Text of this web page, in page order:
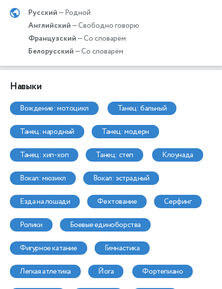
Русский— Родной
Английский— Свободно говорю
Французский— Со словарём
Белорусский— Со словарём
Навыки
вождение: мотоцикл танец: бальный
танец: народный танец: модерн
танец: хип-хоп танец: степ клоунада
вокал: мюзикл вокал: эстрадный
езда на лошади фехтование серфинг
ролики боевые единоборства
фигурное катание гимнастика
легкая атлетика йога фортепиано